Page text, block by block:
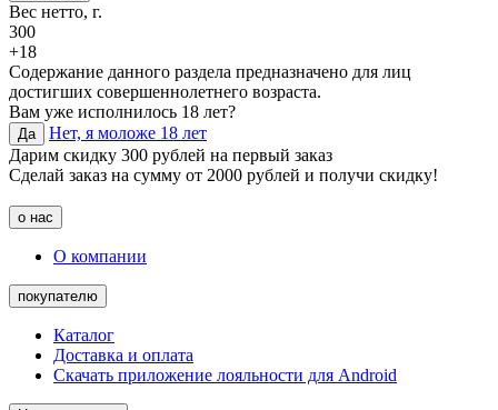
Вес нетто, г.
300
+18
Содержание данного раздела предназначено для лиц
достигших совершеннолетнего возраста.
Вам уже исполнилось 18 лет?
Да
Нет, я моложе 18 лет
Дарим скидку 300 рублей на первый заказ
Сделай заказ на сумму от 2000 рублей и получи скидку!
о нас
О компании
покупателю
Каталог
Доставка и оплата
Скачать приложение лояльности для Android